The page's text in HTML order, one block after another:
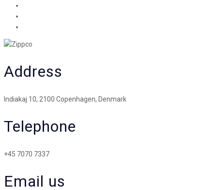
Address
Indiakaj 10, 2100 Copenhagen, Denmark
Telephone
+45 7070 7337
Email us